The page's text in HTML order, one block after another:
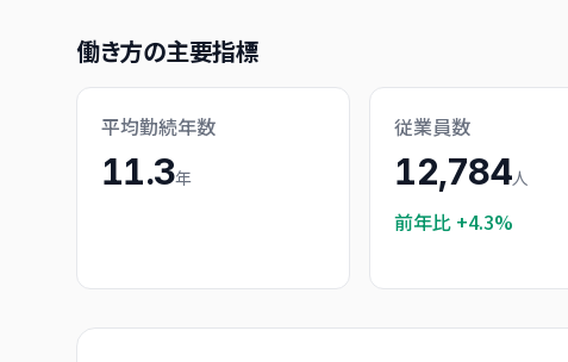
働き方の主要指標
平均勤続年数
11.3年
従業員数
12,784人
前年比 +4.3%